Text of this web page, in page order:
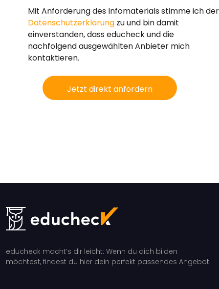
Mit Anforderung des Infomaterials stimme ich der
Datenschutzerklärung zu und bin damit
einverstanden, dass educheck und die
nachfolgend ausgewählten Anbieter mich
kontaktieren.
Jetzt direkt anfordern
educheck macht’s dir leicht: Wenn du dich bilden
möchtest, findest du hier dein perfekt passendes Angebot.